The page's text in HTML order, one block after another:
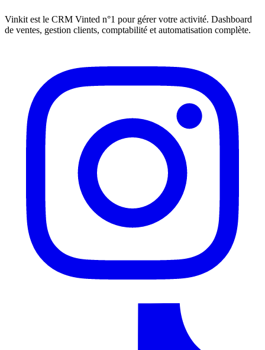
Vinkit est le CRM Vinted n°1 pour gérer votre activité. Dashboard
de ventes, gestion clients, comptabilité et automatisation complète.